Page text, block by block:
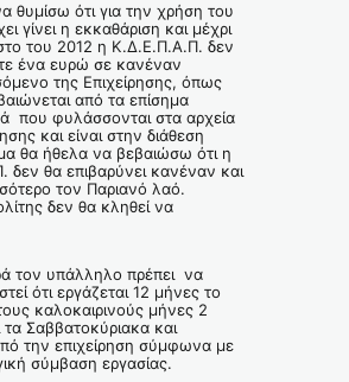
θυμίσω ότι για την χρήση του
γίνει η εκκαθάριση και μέχρι
του 2012 η Κ.Δ.Ε.Π.Α.Π. δεν
ένα ευρώ σε κανέναν
της Επιχείρησης, όπως
από τα επίσημα
που φυλάσσονται στα αρχεία
και είναι στην διάθεση
θα ήθελα να βεβαιώσω ότι η
θα επιβαρύνει κανέναν και
τον Παριανό λαό.
δεν θα κληθεί να
τον υπάλληλο πρέπει να
ότι εργάζεται 12 μήνες το
καλοκαιρινούς μήνες 2
τα Σαββατοκύριακα και
την επιχείρηση σύμφωνα με
σύμβαση εργασίας.